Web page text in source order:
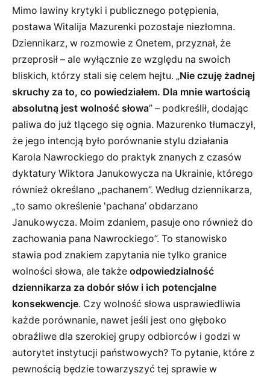
Mimo lawiny krytyki i publicznego potępienia,
postawa Witalija Mazurenki pozostaje niezłomna.
Dziennikarz, w rozmowie z Onetem, przyznał, że
przeprosił – ale wyłącznie ze względu na swoich
bliskich, którzy stali się celem hejtu. „Nie czuję żadnej
skruchy za to, co powiedziałem. Dla mnie wartością
absolutną jest wolność słowa” – podkreślił, dodając
paliwa do już tlącego się ognia. Mazurenko tłumaczył,
że jego intencją było porównanie stylu działania
Karola Nawrockiego do praktyk znanych z czasów
dyktatury Wiktora Janukowycza na Ukrainie, którego
również określano „pachanem”. Według dziennikarza,
„to samo określenie 'pachana’ obdarzano
Janukowycza. Moim zdaniem, pasuje ono również do
zachowania pana Nawrockiego”. To stanowisko
stawia pod znakiem zapytania nie tylko granice
wolności słowa, ale także odpowiedzialność
dziennikarza za dobór słów i ich potencjalne
konsekwencje. Czy wolność słowa usprawiedliwia
każde porównanie, nawet jeśli jest ono głęboko
obraźliwe dla szerokiej grupy odbiorców i godzi w
autorytet instytucji państwowych? To pytanie, które z
pewnością będzie towarzyszyć tej sprawie w